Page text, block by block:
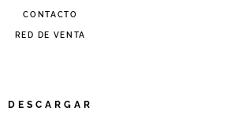
CONTACTO
RED DE VENTA
DESCARGAR